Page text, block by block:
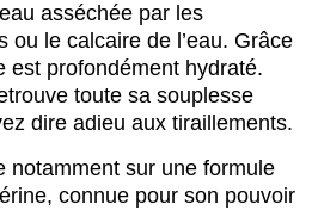
asséchée par les
ou le calcaire de l’eau. Grâce
est profondément hydraté.
toute sa souplesse
dire adieu aux tiraillements.
notamment sur une formule
connue pour son pouvoir